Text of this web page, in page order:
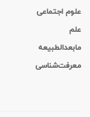
علوم اجتماعی
علم
مابعدالطبیعه
معرفت‌شناسی